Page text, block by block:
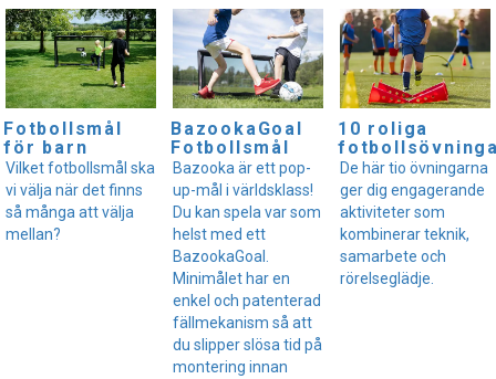
Fotbollsmål
för barn
Vilket fotbollsmål ska
vi välja när det finns
så många att välja
mellan?
BazookaGoal
Fotbollsmål
Bazooka är ett pop-
up-mål i världsklass!
Du kan spela var som
helst med ett
BazookaGoal.
Minimålet har en
enkel och patenterad
fällmekanism så att
du slipper slösa tid på
montering innan
10 roliga
De här tio övningarna
ger dig engagerande
aktiviteter som
kombinerar teknik,
samarbete och
rörelseglädje.